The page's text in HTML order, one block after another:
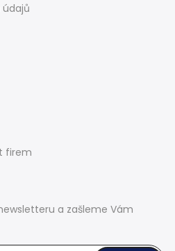
firem
a zašleme Vám